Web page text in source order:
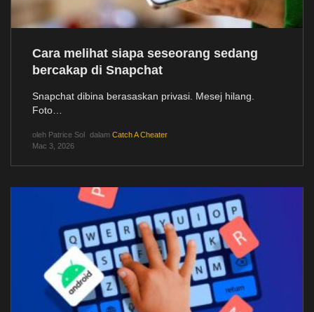
Cara melihat siapa seseorang sedang
bercakap di Snapchat
Snapchat dibina berasaskan privasi. Mesej hilang.
Foto…
oleh Patrice Sol dalam Catch A Cheater
Mac 3, 2026